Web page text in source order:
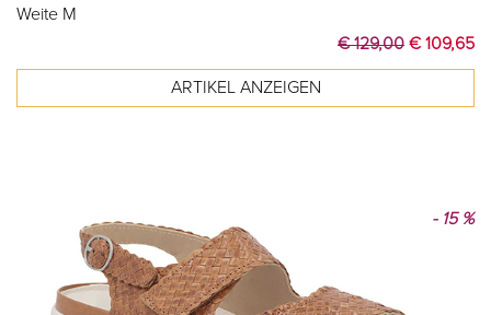
Weite M
€ 129,00 € 109,65
- 15 %